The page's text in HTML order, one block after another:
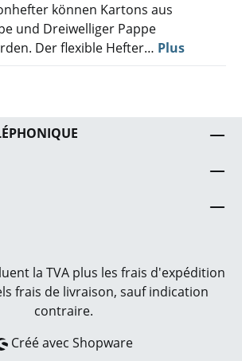
können Kartons aus
und Dreiwelliger Pappe
Der flexible Hefter… Plus
la TVA plus les frais d'expédition
frais de livraison, sauf indication
contraire.
Créé avec Shopware